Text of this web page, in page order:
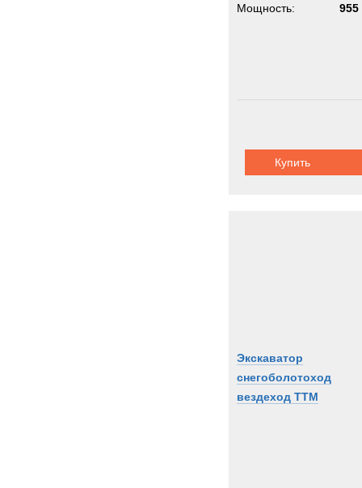
Мощность: 955
Купить
Экскаватор
снегоболотоход
вездеход ТТМ